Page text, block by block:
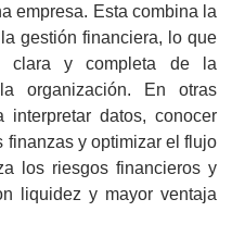
empresa. Esta combina la
gestión financiera, lo que
clara y completa de la
organización. En otras
interpretar datos, conocer
finanzas y optimizar el flujo
los riesgos financieros y
liquidez y mayor ventaja